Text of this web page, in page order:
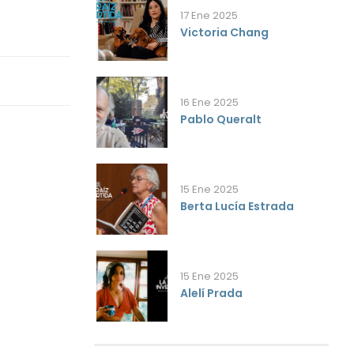
17 Ene 2025
Victoria Chang
16 Ene 2025
Pablo Queralt
15 Ene 2025
Berta Lucía Estrada
15 Ene 2025
Alelí Prada